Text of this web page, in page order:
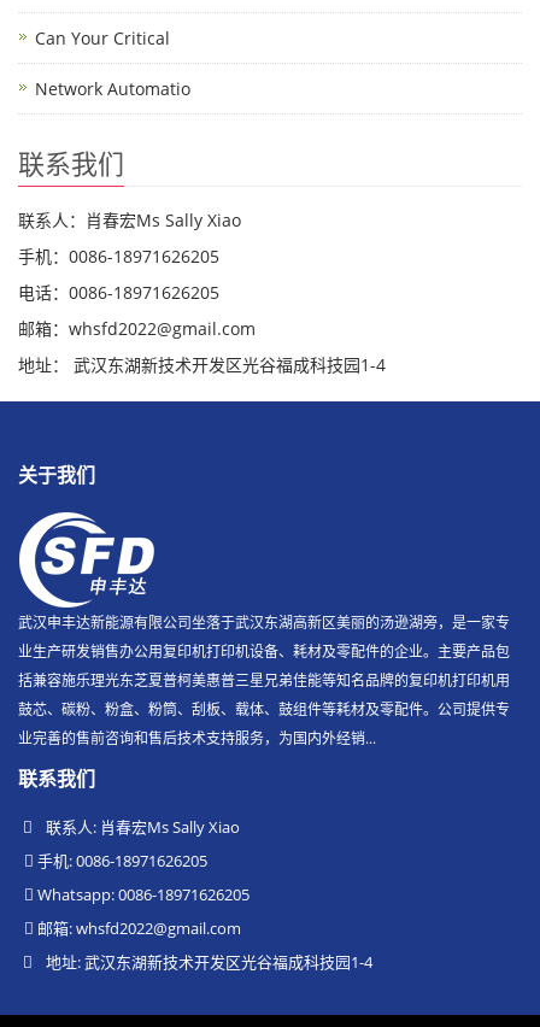
Can Your Critical
Network Automatio
联系我们
联系人：肖春宏Ms Sally Xiao
手机：0086-18971626205
电话：0086-18971626205
邮箱：whsfd2022@gmail.com
地址： 武汉东湖新技术开发区光谷福成科技园1-4
关于我们
武汉申丰达新能源有限公司坐落于武汉东湖高新区美丽的汤逊湖旁，是一家专
业生产研发销售办公用复印机打印机设备、耗材及零配件的企业。主要产品包
括兼容施乐理光东芝夏普柯美惠普三星兄弟佳能等知名品牌的复印机打印机用
鼓芯、碳粉、粉盒、粉筒、刮板、载体、鼓组件等耗材及零配件。公司提供专
业完善的售前咨询和售后技术支持服务，为国内外经销...
联系我们
联系人: 肖春宏Ms Sally Xiao
手机: 0086-18971626205
Whatsapp: 0086-18971626205
邮箱:whsfd2022@gmail.com
地址: 武汉东湖新技术开发区光谷福成科技园1-4